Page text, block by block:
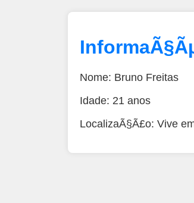
Nome: Bruno Freitas
Idade: 21 anos
LocalizaÃ§Ã£o: Vive